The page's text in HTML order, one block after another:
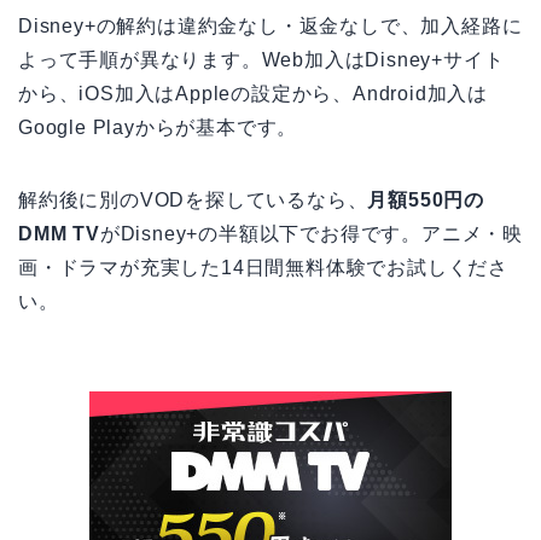
Disney+の解約は違約金なし・返金なしで、加入経路に
よって手順が異なります。Web加入はDisney+サイト
から、iOS加入はAppleの設定から、Android加入は
Google Playからが基本です。
解約後に別のVODを探しているなら、 月額550円の
DMM TVがDisney+の半額以下でお得です。アニメ・映
画・ドラマが充実した14日間無料体験でお試しくださ
い。